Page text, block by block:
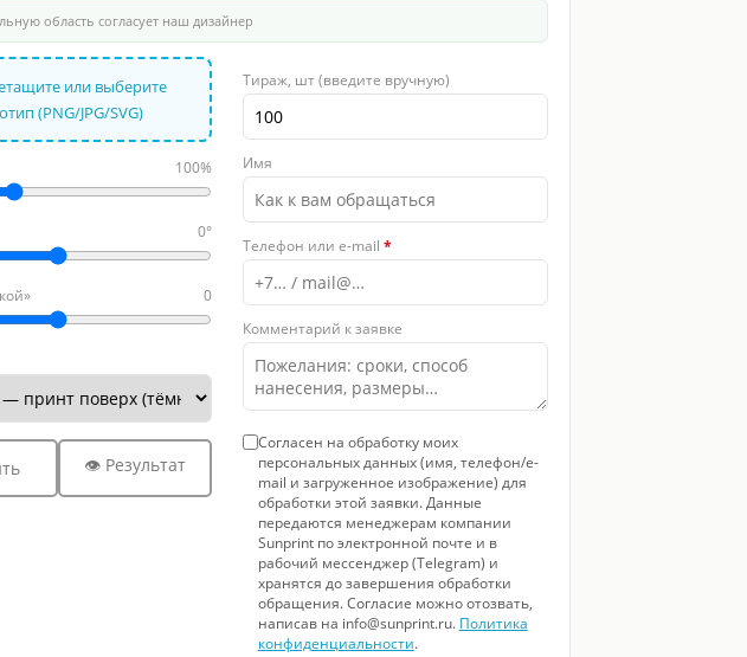
область согласует наш дизайнер
или выберите
(PNG/JPG/SVG)
100%
0°
0
👁 Результат
Тираж, шт (введите вручную)
Имя
Телефон или e-mail *
Комментарий к заявке
Согласен на обработку моих
персональных данных (имя, телефон/e-
mail и загруженное изображение) для
обработки этой заявки. Данные
передаются менеджерам компании
Sunprint по электронной почте и в
рабочий мессенджер (Telegram) и
хранятся до завершения обработки
обращения. Согласие можно отозвать,
написав на info@sunprint.ru. Политика
конфиденциальности.